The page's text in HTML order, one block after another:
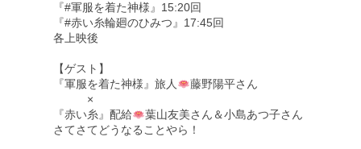
『#軍服を着た神様』15:20回
『#赤い糸輪廻のひみつ』17:45回
各上映後
【ゲスト】
『軍服を着た神様』旅人
藤野陽平さん
×
『赤い糸』配給
葉山友美さん＆小島あつ子さん
さてさてどうなることやら！